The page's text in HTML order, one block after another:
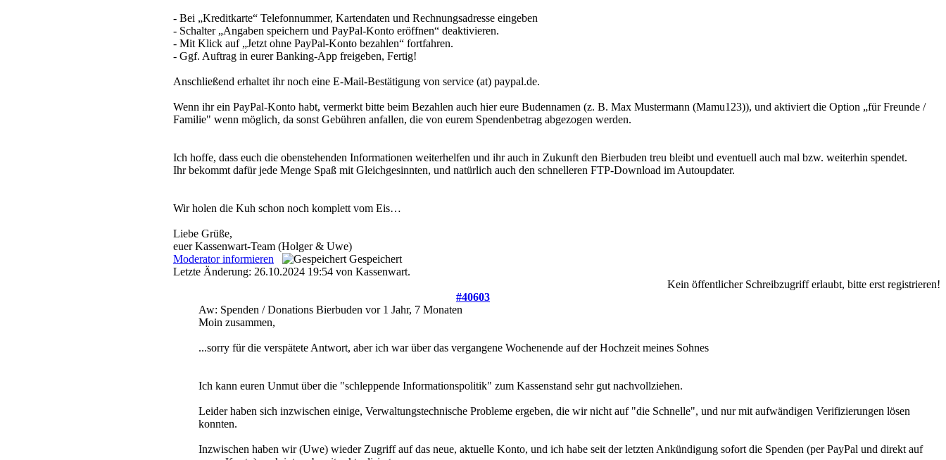
- Bei „Kreditkarte“ Telefonnummer, Kartendaten und Rechnungsadresse eingeben
- Schalter „Angaben speichern und PayPal-Konto eröffnen“ deaktivieren.
- Mit Klick auf „Jetzt ohne PayPal-Konto bezahlen“ fortfahren.
- Ggf. Auftrag in eurer Banking-App freigeben, Fertig!
Anschließend erhaltet ihr noch eine E-Mail-Bestätigung von service (at) paypal.de.
Wenn ihr ein PayPal-Konto habt, vermerkt bitte beim Bezahlen auch hier eure Budennamen (z. B. Max Mustermann (Mamu123)), und aktiviert die Option „für Freunde /
Familie" wenn möglich, da sonst Gebühren anfallen, die von eurem Spendenbetrag abgezogen werden.
Ich hoffe, dass euch die obenstehenden Informationen weiterhelfen und ihr auch in Zukunft den Bierbuden treu bleibt und eventuell auch mal bzw. weiterhin spendet.
Ihr bekommt dafür jede Menge Spaß mit Gleichgesinnten, und natürlich auch den schnelleren FTP-Download im Autoupdater.
Wir holen die Kuh schon noch komplett vom Eis…
Liebe Grüße,
euer Kassenwart-Team (Holger & Uwe)
Moderator informieren
Gespeichert
Letzte Änderung: 26.10.2024 19:54 von Kassenwart.
Kein öffentlicher Schreibzugriff erlaubt, bitte erst registrieren!
#40603
Aw: Spenden / Donations Bierbuden vor 1 Jahr, 7 Monaten
Moin zusammen,
...sorry für die verspätete Antwort, aber ich war über das vergangene Wochenende auf der Hochzeit meines Sohnes
Ich kann euren Unmut über die "schleppende Informationspolitik" zum Kassenstand sehr gut nachvollziehen.
Leider haben sich inzwischen einige, Verwaltungstechnische Probleme ergeben, die wir nicht auf "die Schnelle", und nur mit aufwändigen Verifizierungen lösen
konnten.
Inzwischen haben wir (Uwe) wieder Zugriff auf das neue, aktuelle Konto, und ich habe seit der letzten Ankündigung sofort die Spenden (per PayPal und direkt auf